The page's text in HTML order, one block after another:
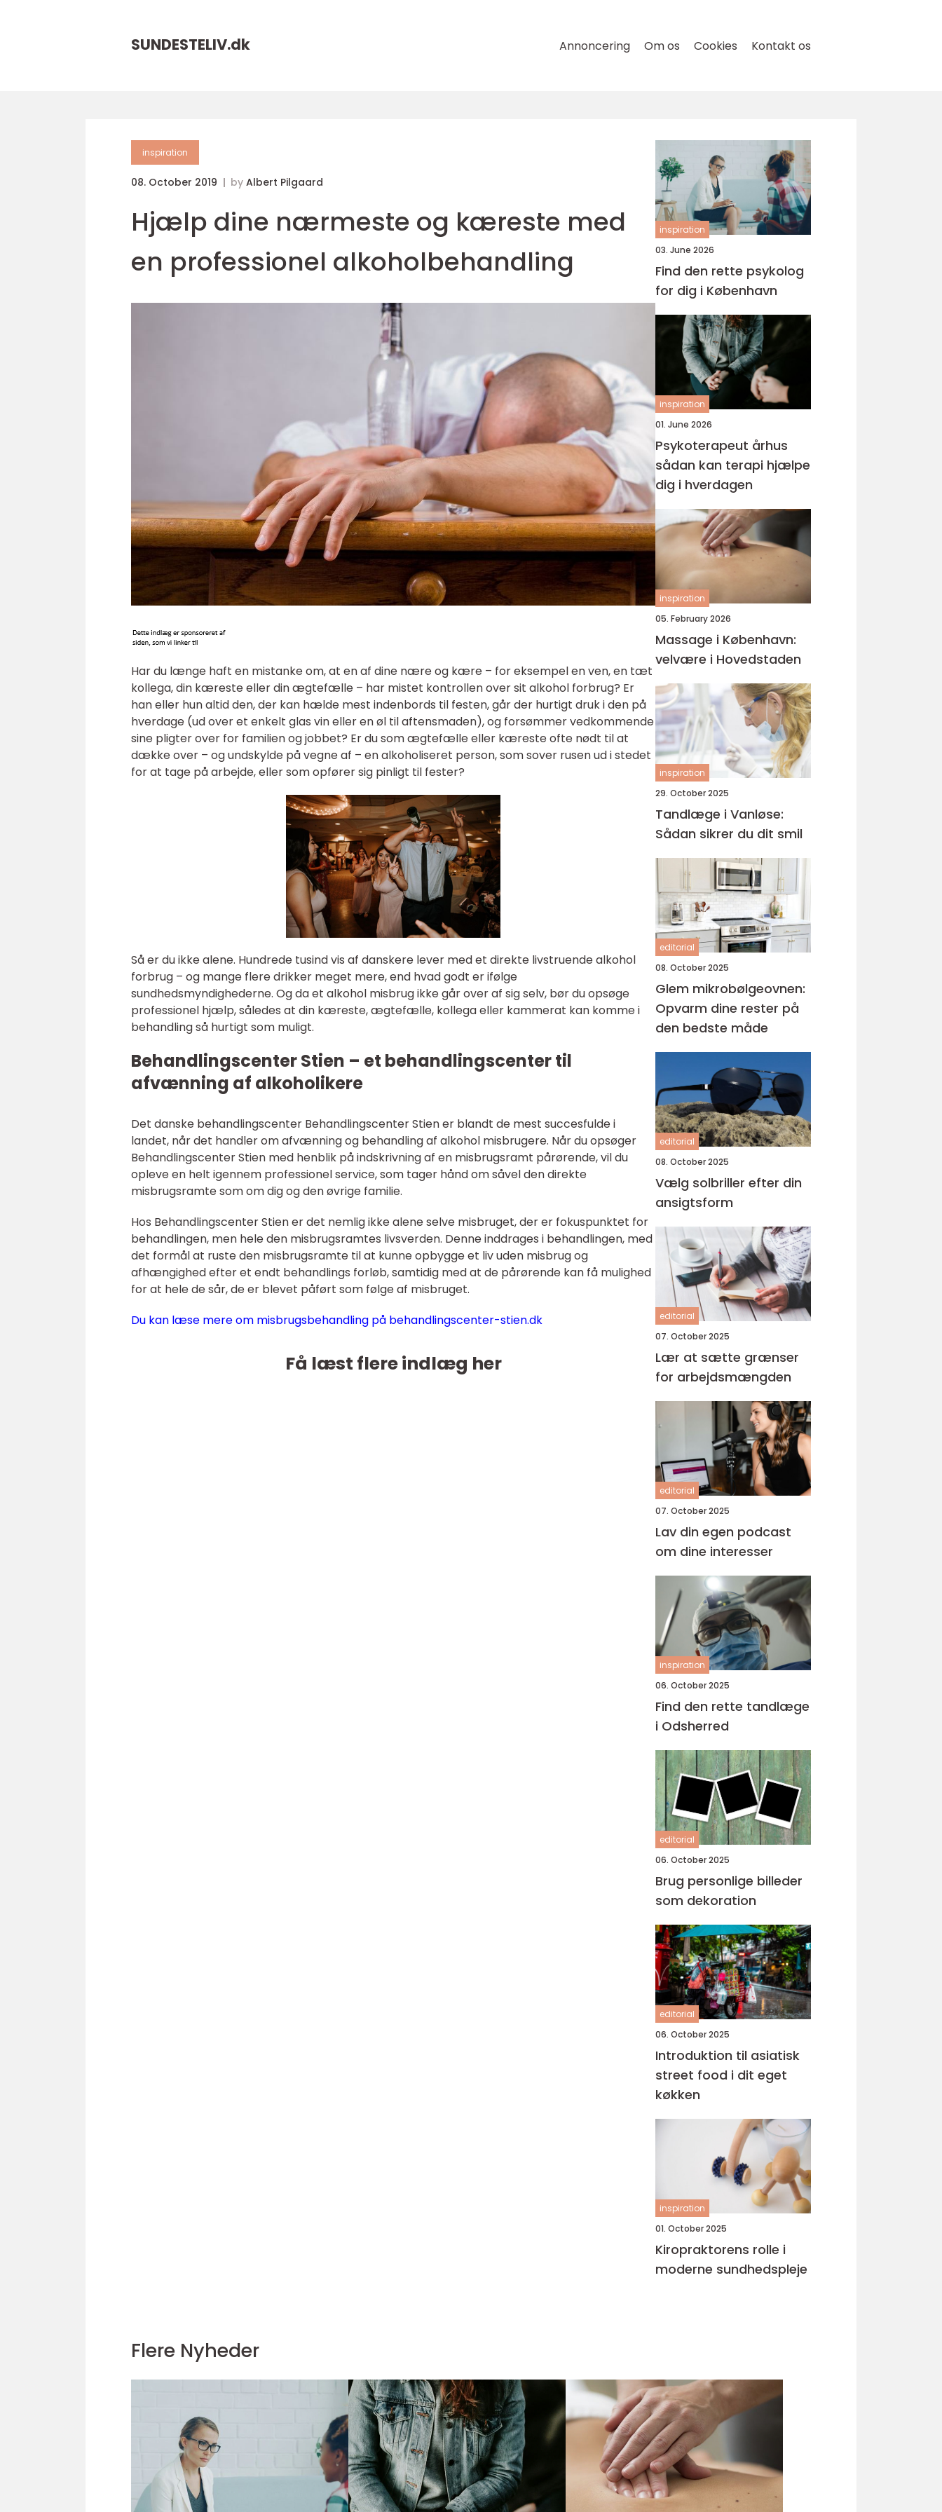
SUNDESTELIV.dk Annoncering Om os Cookies Kontakt os
inspiration
08. October 2019 by Albert Pilgaard
Hjælp dine nærmeste og kæreste med
en professionel alkoholbehandling
Har du længe haft en mistanke om, at en af dine nære og kære – for eksempel en ven, en tæt
kollega, din kæreste eller din ægtefælle – har mistet kontrollen over sit alkohol forbrug? Er
han eller hun altid den, der kan hælde mest indenbords til festen, går der hurtigt druk i den på
hverdage (ud over et enkelt glas vin eller en øl til aftensmaden), og forsømmer vedkommende
sine pligter over for familien og jobbet? Er du som ægtefælle eller kæreste ofte nødt til at
dække over – og undskylde på vegne af – en alkoholiseret person, som sover rusen ud i stedet
for at tage på arbejde, eller som opfører sig pinligt til fester?
Så er du ikke alene. Hundrede tusind vis af danskere lever med et direkte livstruende alkohol
forbrug – og mange flere drikker meget mere, end hvad godt er ifølge
sundhedsmyndighederne. Og da et alkohol misbrug ikke går over af sig selv, bør du opsøge
professionel hjælp, således at din kæreste, ægtefælle, kollega eller kammerat kan komme i
behandling så hurtigt som muligt.
Behandlingscenter Stien – et behandlingscenter til
afvænning af alkoholikere
Det danske behandlingscenter Behandlingscenter Stien er blandt de mest succesfulde i
landet, når det handler om afvænning og behandling af alkohol misbrugere. Når du opsøger
Behandlingscenter Stien med henblik på indskrivning af en misbrugsramt pårørende, vil du
opleve en helt igennem professionel service, som tager hånd om såvel den direkte
misbrugsramte som om dig og den øvrige familie.
Hos Behandlingscenter Stien er det nemlig ikke alene selve misbruget, der er fokuspunktet for
behandlingen, men hele den misbrugsramtes livsverden. Denne inddrages i behandlingen, med
det formål at ruste den misbrugsramte til at kunne opbygge et liv uden misbrug og
afhængighed efter et endt behandlings forløb, samtidig med at de pårørende kan få mulighed
for at hele de sår, de er blevet påført som følge af misbruget.
Du kan læse mere om misbrugsbehandling på behandlingscenter-stien.dk
Få læst flere indlæg her
inspiration
03. June 2026
Find den rette psykolog
for dig i København
inspiration
01. June 2026
Psykoterapeut århus
sådan kan terapi hjælpe
dig i hverdagen
inspiration
05. February 2026
Massage i København:
velvære i Hovedstaden
inspiration
29. October 2025
Tandlæge i Vanløse:
Sådan sikrer du dit smil
editorial
08. October 2025
Glem mikrobølgeovnen:
Opvarm dine rester på
den bedste måde
editorial
08. October 2025
Vælg solbriller efter din
ansigtsform
editorial
07. October 2025
Lær at sætte grænser
for arbejdsmængden
editorial
07. October 2025
Lav din egen podcast
om dine interesser
inspiration
06. October 2025
Find den rette tandlæge
i Odsherred
editorial
06. October 2025
Brug personlige billeder
som dekoration
editorial
06. October 2025
Introduktion til asiatisk
street food i dit eget
køkken
inspiration
01. October 2025
Kiropraktorens rolle i
moderne sundhedspleje
Flere Nyheder